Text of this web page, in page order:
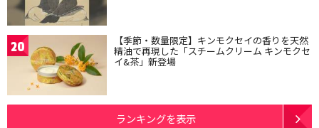
20 【季節・数量限定】キンモクセイの香りを天然
精油で再現した「スチームクリーム キンモクセ
イ&茶」新登場
ランキングを表示